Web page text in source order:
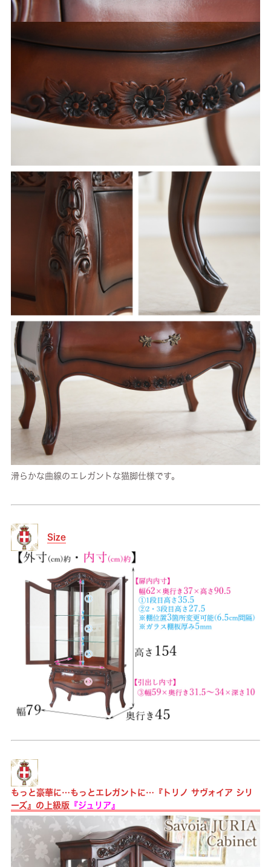
滑らかな曲線のエレガントな猫脚仕様です。
Size
もっと豪華に…もっとエレガントに…『トリノ サヴォイア シリ
ーズ』の上級版『ジュリア』